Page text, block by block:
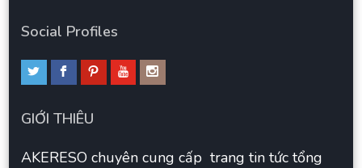
Social Profiles
GIỚI THIÊU
AKERESO chuyên cung cấp trang tin tức tổng